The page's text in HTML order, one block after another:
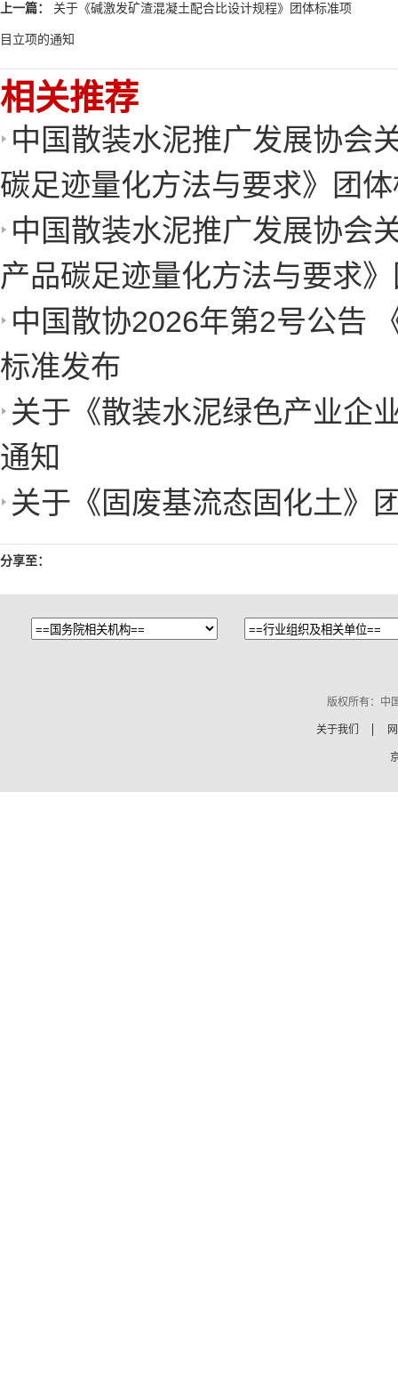
上一篇： 关于《碱激发矿渣混凝土配合比设计规程》团体标准项
目立项的通知
相关推荐
中国散装水泥推广发展协会
碳足迹量化方法与要求》团
中国散装水泥推广发展协会
产品碳足迹量化方法与要求
中国散协2026年第2号公告
标准发布
关于《散装水泥绿色产业企
通知
关于《固废基流态固化土》
分享至：
版权所有：中
关于我们